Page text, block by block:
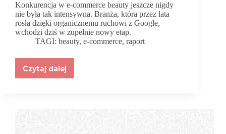
Konkurencja w e-commerce beauty jeszcze nigdy
nie była tak intensywna. Branża, która przez lata
rosła dzięki organicznemu ruchowi z Google,
wchodzi dziś w zupełnie nowy etap.
TAGI: beauty,e-commerce,raport
Czytaj dalej
Kto